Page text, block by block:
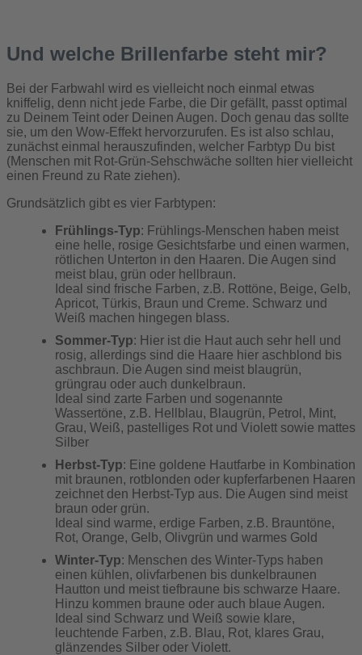
Und welche Brillenfarbe steht mir?
Bei der Farbwahl wird es vielleicht noch einmal etwas
kniffelig, denn nicht jede Farbe, die Dir gefällt, passt optimal
zu Deinem Teint oder Deinen Augen. Doch genau das sollte
sie, um den Wow-Effekt hervorzurufen. Es ist also schlau,
zunächst einmal herauszufinden, welcher Farbtyp Du bist
(Menschen mit Rot-Grün-Sehschwäche sollten hier vielleicht
einen Freund zu Rate ziehen).
Grundsätzlich gibt es vier Farbtypen:
Frühlings-Typ: Frühlings-Menschen haben meist
eine helle, rosige Gesichtsfarbe und einen warmen,
rötlichen Unterton in den Haaren. Die Augen sind
meist blau, grün oder hellbraun.
Ideal sind frische Farben, z.B. Rottöne, Beige, Gelb,
Apricot, Türkis, Braun und Creme. Schwarz und
Weiß machen hingegen blass.
Sommer-Typ: Hier ist die Haut auch sehr hell und
rosig, allerdings sind die Haare hier aschblond bis
aschbraun. Die Augen sind meist blaugrün,
grüngrau oder auch dunkelbraun.
Ideal sind zarte Farben und sogenannte
Wassertöne, z.B. Hellblau, Blaugrün, Petrol, Mint,
Grau, Weiß, pastelliges Rot und Violett sowie mattes
Silber
Herbst-Typ: Eine goldene Hautfarbe in Kombination
mit braunen, rotblonden oder kupferfarbenen Haaren
zeichnet den Herbst-Typ aus. Die Augen sind meist
braun oder grün.
Ideal sind warme, erdige Farben, z.B. Brauntöne,
Rot, Orange, Gelb, Olivgrün und warmes Gold
Winter-Typ: Menschen des Winter-Typs haben
einen kühlen, olivfarbenen bis dunkelbraunen
Hautton und meist tiefbraune bis schwarze Haare.
Hinzu kommen braune oder auch blaue Augen.
Ideal sind Schwarz und Weiß sowie klare,
leuchtende Farben, z.B. Blau, Rot, klares Grau,
glänzendes Silber oder Violett.